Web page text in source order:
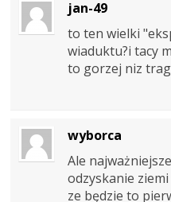
jan-49
to ten wielki
wiaduktu?i tacy
to gorzej niz
wyborca
Ale
odzyskanie ziemi
ze będzie to